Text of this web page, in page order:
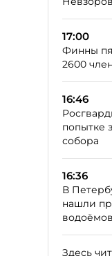
17:00
Финны
2600
16:46
попытке
собора
16:36
В
нашли
водоёмов
Здесь